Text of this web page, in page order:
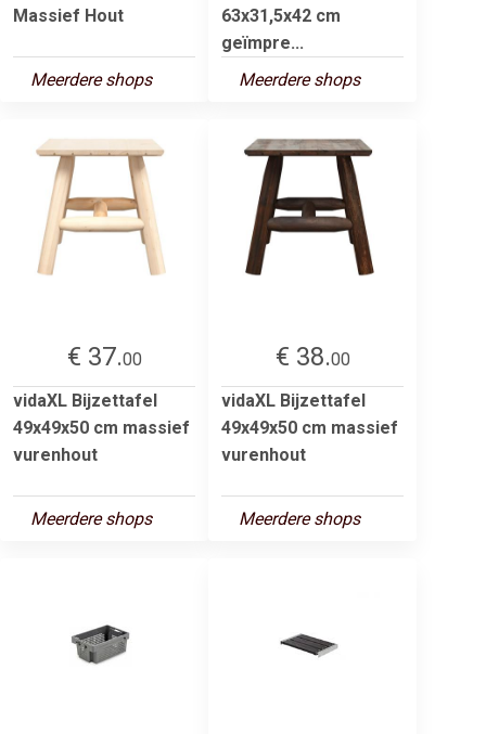
Massief Hout
Meerdere shops
63x31,5x42 cm
geïmpre...
Meerdere shops
€ 37.00
vidaXL Bijzettafel
49x49x50 cm massief
vurenhout
Meerdere shops
€ 38.00
vidaXL Bijzettafel
49x49x50 cm massief
vurenhout
Meerdere shops